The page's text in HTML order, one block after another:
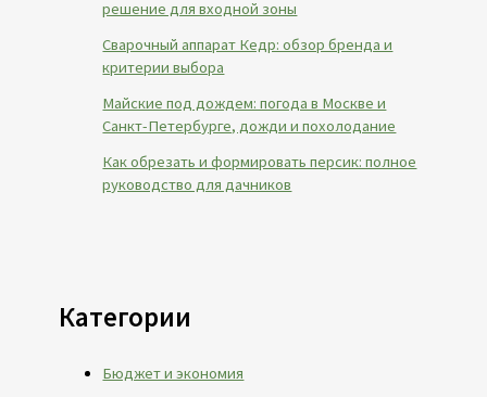
решение для входной зоны
Сварочный аппарат Кедр: обзор бренда и
критерии выбора
Майские под дождем: погода в Москве и
Санкт-Петербурге, дожди и похолодание
Как обрезать и формировать персик: полное
руководство для дачников
Категории
Бюджет и экономия